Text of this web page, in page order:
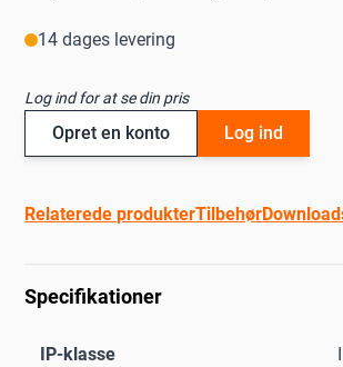
14 dages levering
Log ind for at se din pris
Opret en konto Log ind
Relaterede produkterTilbehør
Specifikationer
IP-klasse